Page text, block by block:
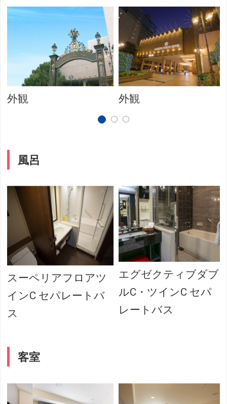
外観 外観
風呂
スーペリアフロアツ
インC セパレートバ
ス
エグゼクティブダブ
ルC・ツインC セパ
レートバス
客室